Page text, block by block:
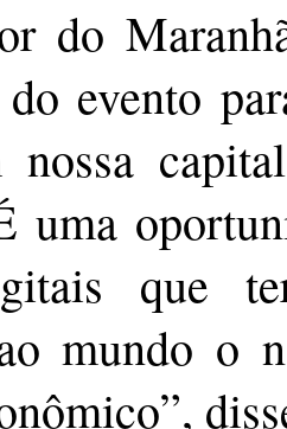
do
evento
nossa
uma
que
mundo o